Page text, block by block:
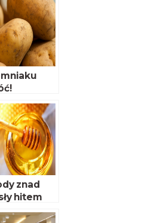
znad
hitem